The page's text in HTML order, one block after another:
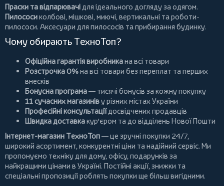
Праски та відпарювачідля ідеального догляду за одягом.
Пилососиколбові,мішкові,миючі,вертикальні тароботи-
пилососи. Аксесуари для пилососів та прибирання будинку.
Чому обирають ТехноТоп?
Офіційна гарантія виробникана всі товари
Розстрочка 0%на всі товари без переплат та перших
внесків
Бонусна програма— тисячі бонусів за кожну покупку
11 сучасних магазиніву різних містах України
Професійні консультаціїдосвідчених продавців
Швидка доставкакур'єром та до відділень Нової Пошти
Інтернет-магазин ТехноТоп— це зручні покупки 24/7,
широкий асортимент, конкурентні ціни та надійний сервіс. Ми
пропонуємо техніку для дому, офісу, подарунків за
найкращими цінами в Україні. Постійні акції, знижки та
спеціальні пропозиції роблять покупки ще більш вигідними.